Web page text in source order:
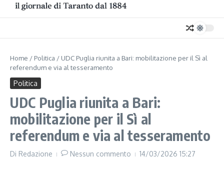
Home / Politica / UDC Puglia riunita a Bari: mobilitazione per il Sì al
referendum e via al tesseramento
Politica
UDC Puglia riunita a Bari:
mobilitazione per il Sì al
referendum e via al tesseramento
Di Redazione Nessun commento 14/03/2026 15:27